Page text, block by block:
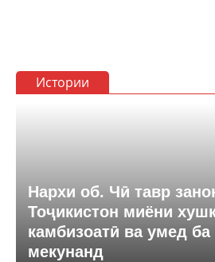
Истории
Нархи об. Чӣ тавр
Тоҷикистон миёни
камбизоатӣ ва умед ба
мекунанд